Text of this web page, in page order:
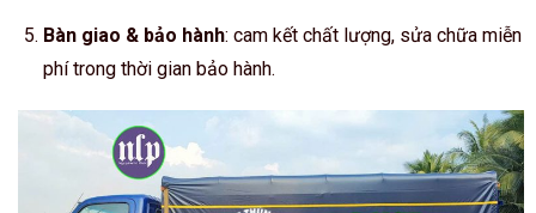
Bàn giao & bảo hành: cam kết chất lượng, sửa chữa miễn
phí trong thời gian bảo hành.